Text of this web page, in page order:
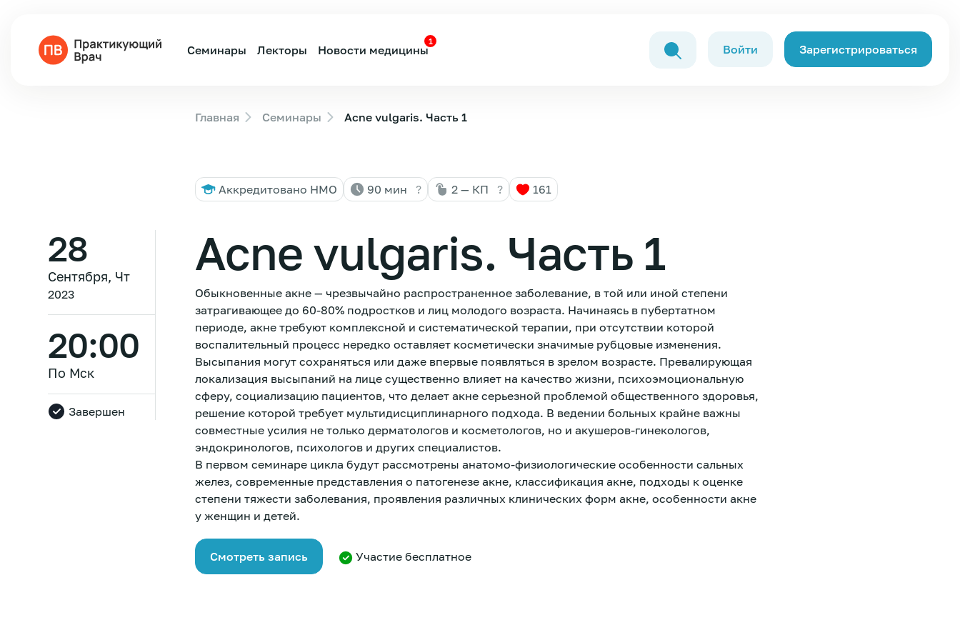
Семинары Лекторы Новости медицины
1
Войти Зарегистрироваться
Главная Семинары Acne vulgaris. Часть 1
Аккредитовано НМО 90 мин ? 2 — КП ? 161
28
Сентября, Чт
2023
20:00
По Мск
Завершен
Acne vulgaris. Часть 1
Обыкновенные акне — чрезвычайно распространенное заболевание, в той или иной степени
затрагивающее до 60-80% подростков и лиц молодого возраста. Начинаясь в пубертатном
периоде, акне требуют комплексной и систематической терапии, при отсутствии которой
воспалительный процесс нередко оставляет косметически значимые рубцовые изменения.
Высыпания могут сохраняться или даже впервые появляться в зрелом возрасте. Превалирующая
локализация высыпаний на лице существенно влияет на качество жизни, психоэмоциональную
сферу, социализацию пациентов, что делает акне серьезной проблемой общественного здоровья,
решение которой требует мультидисциплинарного подхода. В ведении больных крайне важны
совместные усилия не только дерматологов и косметологов, но и акушеров-гинекологов,
эндокринологов, психологов и других специалистов.
В первом семинаре цикла будут рассмотрены анатомо-физиологические особенности сальных
желез, современные представления о патогенезе акне, классификация акне, подходы к оценке
степени тяжести заболевания, проявления различных клинических форм акне, особенности акне
у женщин и детей.
Смотреть запись Участие бесплатное